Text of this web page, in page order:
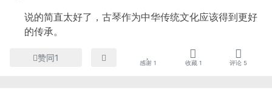
说的简直太好了，古琴作为中华传统文化应该得到更好
的传承。
赞同1
感谢1 收藏 1 评论 5